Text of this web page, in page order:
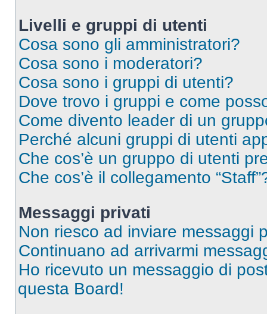
Livelli e gruppi di utenti
Cosa sono gli amministratori?
Cosa sono i moderatori?
Cosa sono i gruppi di utenti?
Dove trovo i gruppi e come
Come divento leader di un
Perché alcuni gruppi di utenti
Che cos’è un gruppo di utenti
Che cos’è il collegamento
Messaggi privati
Non riesco ad inviare messaggi
Continuano ad arrivarmi
Ho ricevuto un messaggio di
questa Board!